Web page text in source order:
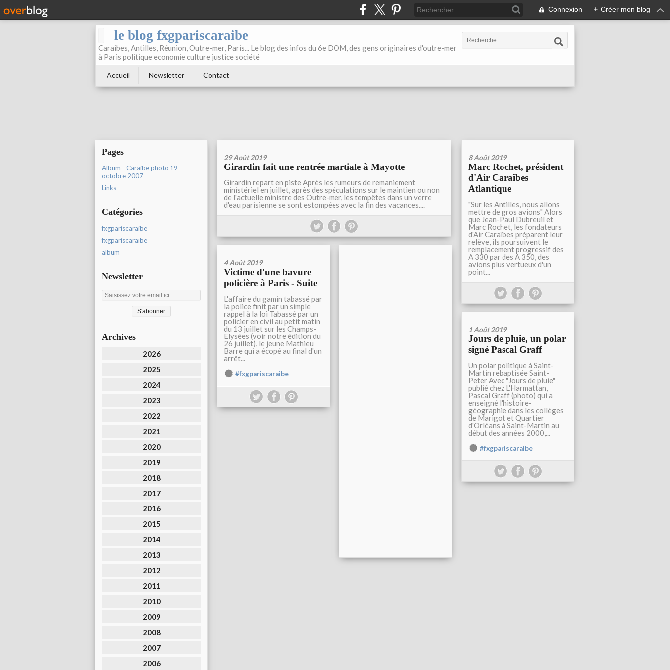
Connexion + Créer mon blog
le blog fxgpariscaraibe
Caraibes, Antilles, Réunion, Outre-mer, Paris... Le blog des infos du 6e DOM, des gens originaires d'outre-mer
à Paris politique economie culture justice société
Accueil Newsletter Contact
Pages
Album - Caraibe photo 19
octobre 2007
Links
Catégories
fxgpariscaraibe
fxgpariscaraïbe
album
Newsletter
Archives
2026
2025
2024
2023
2022
2021
2020
2019
2018
2017
2016
2015
2014
2013
2012
2011
2010
2009
2008
2007
2006
29 Août 2019
Girardin fait une rentrée martiale à Mayotte
Girardin repart en piste Après les rumeurs de remaniement
ministériel en juillet, après des spéculations sur le maintien ou non
de l'actuelle ministre des Outre-mer, les tempêtes dans un verre
d'eau parisienne se sont estompées avec la fin des vacances....
8 Août 2019
Marc Rochet, président
d'Air Caraïbes
Atlantique
"Sur les Antilles, nous allons
mettre de gros avions" Alors
que Jean-Paul Dubreuil et
Marc Rochet, les fondateurs
d'Air Caraïbes préparent leur
relève, ils poursuivent le
remplacement progressif des
A 330 par des A 350, des
avions plus vertueux d'un
point...
4 Août 2019
Victime d'une bavure
policière à Paris - Suite
L'affaire du gamin tabassé par
la police finit par un simple
rappel à la loi Tabassé par un
policier en civil au petit matin
du 13 juillet sur les Champs-
Elysées (voir notre édition du
26 juillet), le jeune Mathieu
Barre qui a écopé au final d'un
arrêt...
#fxgpariscaraibe
1 Août 2019
Jours de pluie, un polar
signé Pascal Graff
Un polar politique à Saint-
Martin rebaptisée Saint-
Peter Avec "Jours de pluie"
publié chez L'Harmattan,
Pascal Graff (photo) qui a
enseigné l'histoire-
géographie dans les collèges
de Marigot et Quartier
d'Orléans à Saint-Martin au
début des années 2000,...
#fxgpariscaraibe